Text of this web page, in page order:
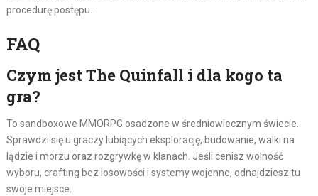
procedurę postępu.
FAQ
Czym jest The Quinfall i dla kogo ta
gra?
To sandboxowe MMORPG osadzone w średniowiecznym świecie.
Sprawdzi się u graczy lubiących eksplorację, budowanie, walki na
lądzie i morzu oraz rozgrywkę w klanach. Jeśli cenisz wolność
wyboru, crafting bez losowości i systemy wojenne, odnajdziesz tu
swoje miejsce.